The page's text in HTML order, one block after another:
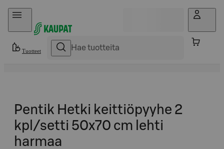
Hyppää sisältöön
Tuotteet
Pentik Hetki keittiöpyyhe 2
kpl/setti 50x70 cm lehti
harmaa